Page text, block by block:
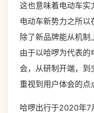
这也意味着电动车实
电动车新势力之所以
除了新品牌能从机
由于以哈啰为代表
会，从研制开端，到
重视到用户体会的点
哈啰出行于2020年7